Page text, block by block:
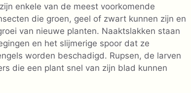
enkele van de meest voorkomende
die groen, geel of zwart kunnen zijn en
van nieuwe planten. Naaktslakken staan
en het slijmerige spoor dat ze
worden beschadigd. Rupsen, de larven
die een plant snel van zijn blad kunnen